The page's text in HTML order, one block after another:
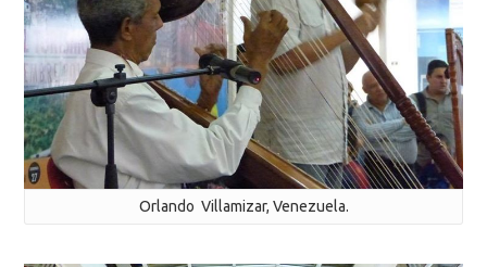
Orlando Villamizar, Venezuela.